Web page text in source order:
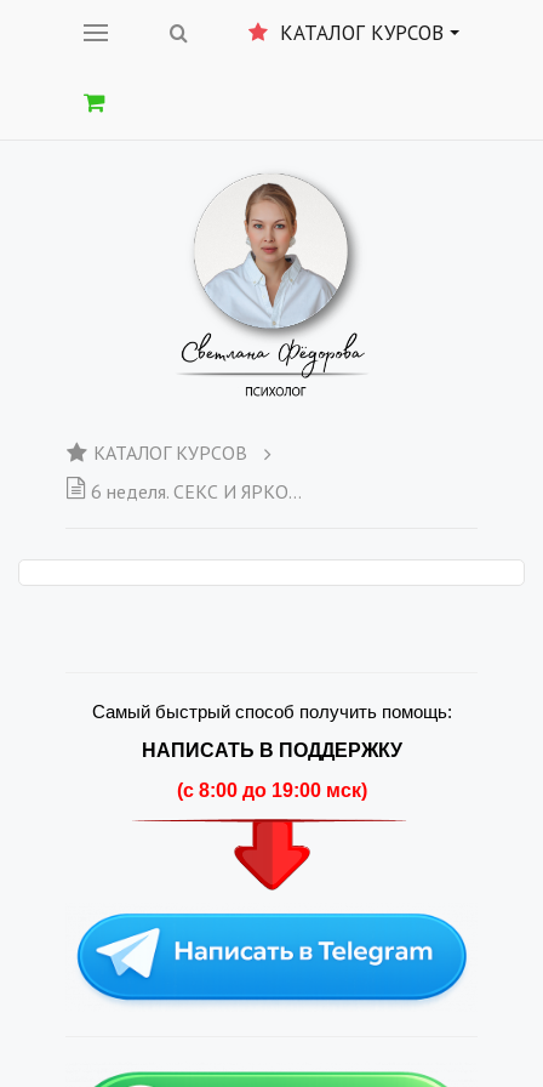
КАТАЛОГ КУРСОВ
КАТАЛОГ КУРСОВ
6 неделя. СЕКС И ЯРКОСТЬ ЖИЗНИ
Самый быстрый способ получить помощь:
НАПИСАТЬ В ПОДДЕРЖКУ
(c 8:00 до 19:00 мск)